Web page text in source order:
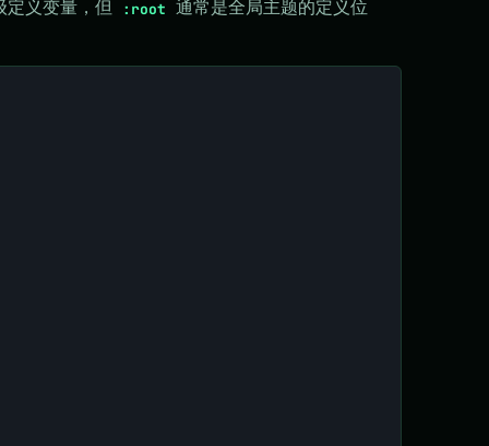
义变量，但 :root 通常是全局主题的定义位